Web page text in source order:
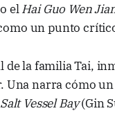
elHai Guo Wen
un punto
de la familia Tai,
Una narra cómo
Salt Vessel Bay(Gin